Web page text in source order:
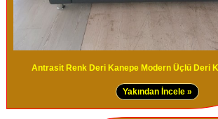
Antrasit Renk Deri Kanepe Modern Üçlü Deri
Yakından İncele »